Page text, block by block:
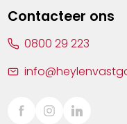
Sint-Truiden
Contacteer ons
0800 29 223